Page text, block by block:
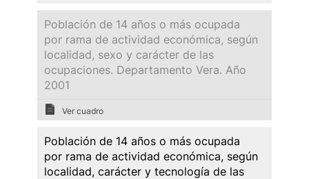
Población de 14 años o más ocupada
por rama de actividad económica, según
localidad, sexo y carácter de las
ocupaciones. Departamento Vera. Año
2001
Ver cuadro
Población de 14 años o más ocupada
por rama de actividad económica, según
localidad, carácter y tecnología de las